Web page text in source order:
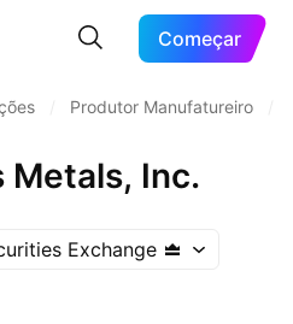
Começar
Produtor Manufatureiro
Metals, Inc.
Exchange